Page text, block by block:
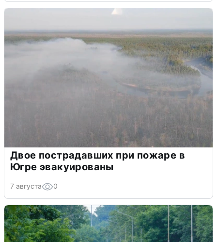
Двое пострадавших при пожаре в
Югре эвакуированы
7 августа 0